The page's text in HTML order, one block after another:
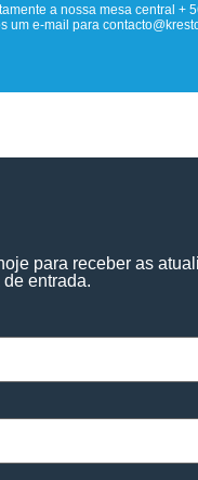
a nossa mesa central +
um e-mail para
para receber as
entrada.